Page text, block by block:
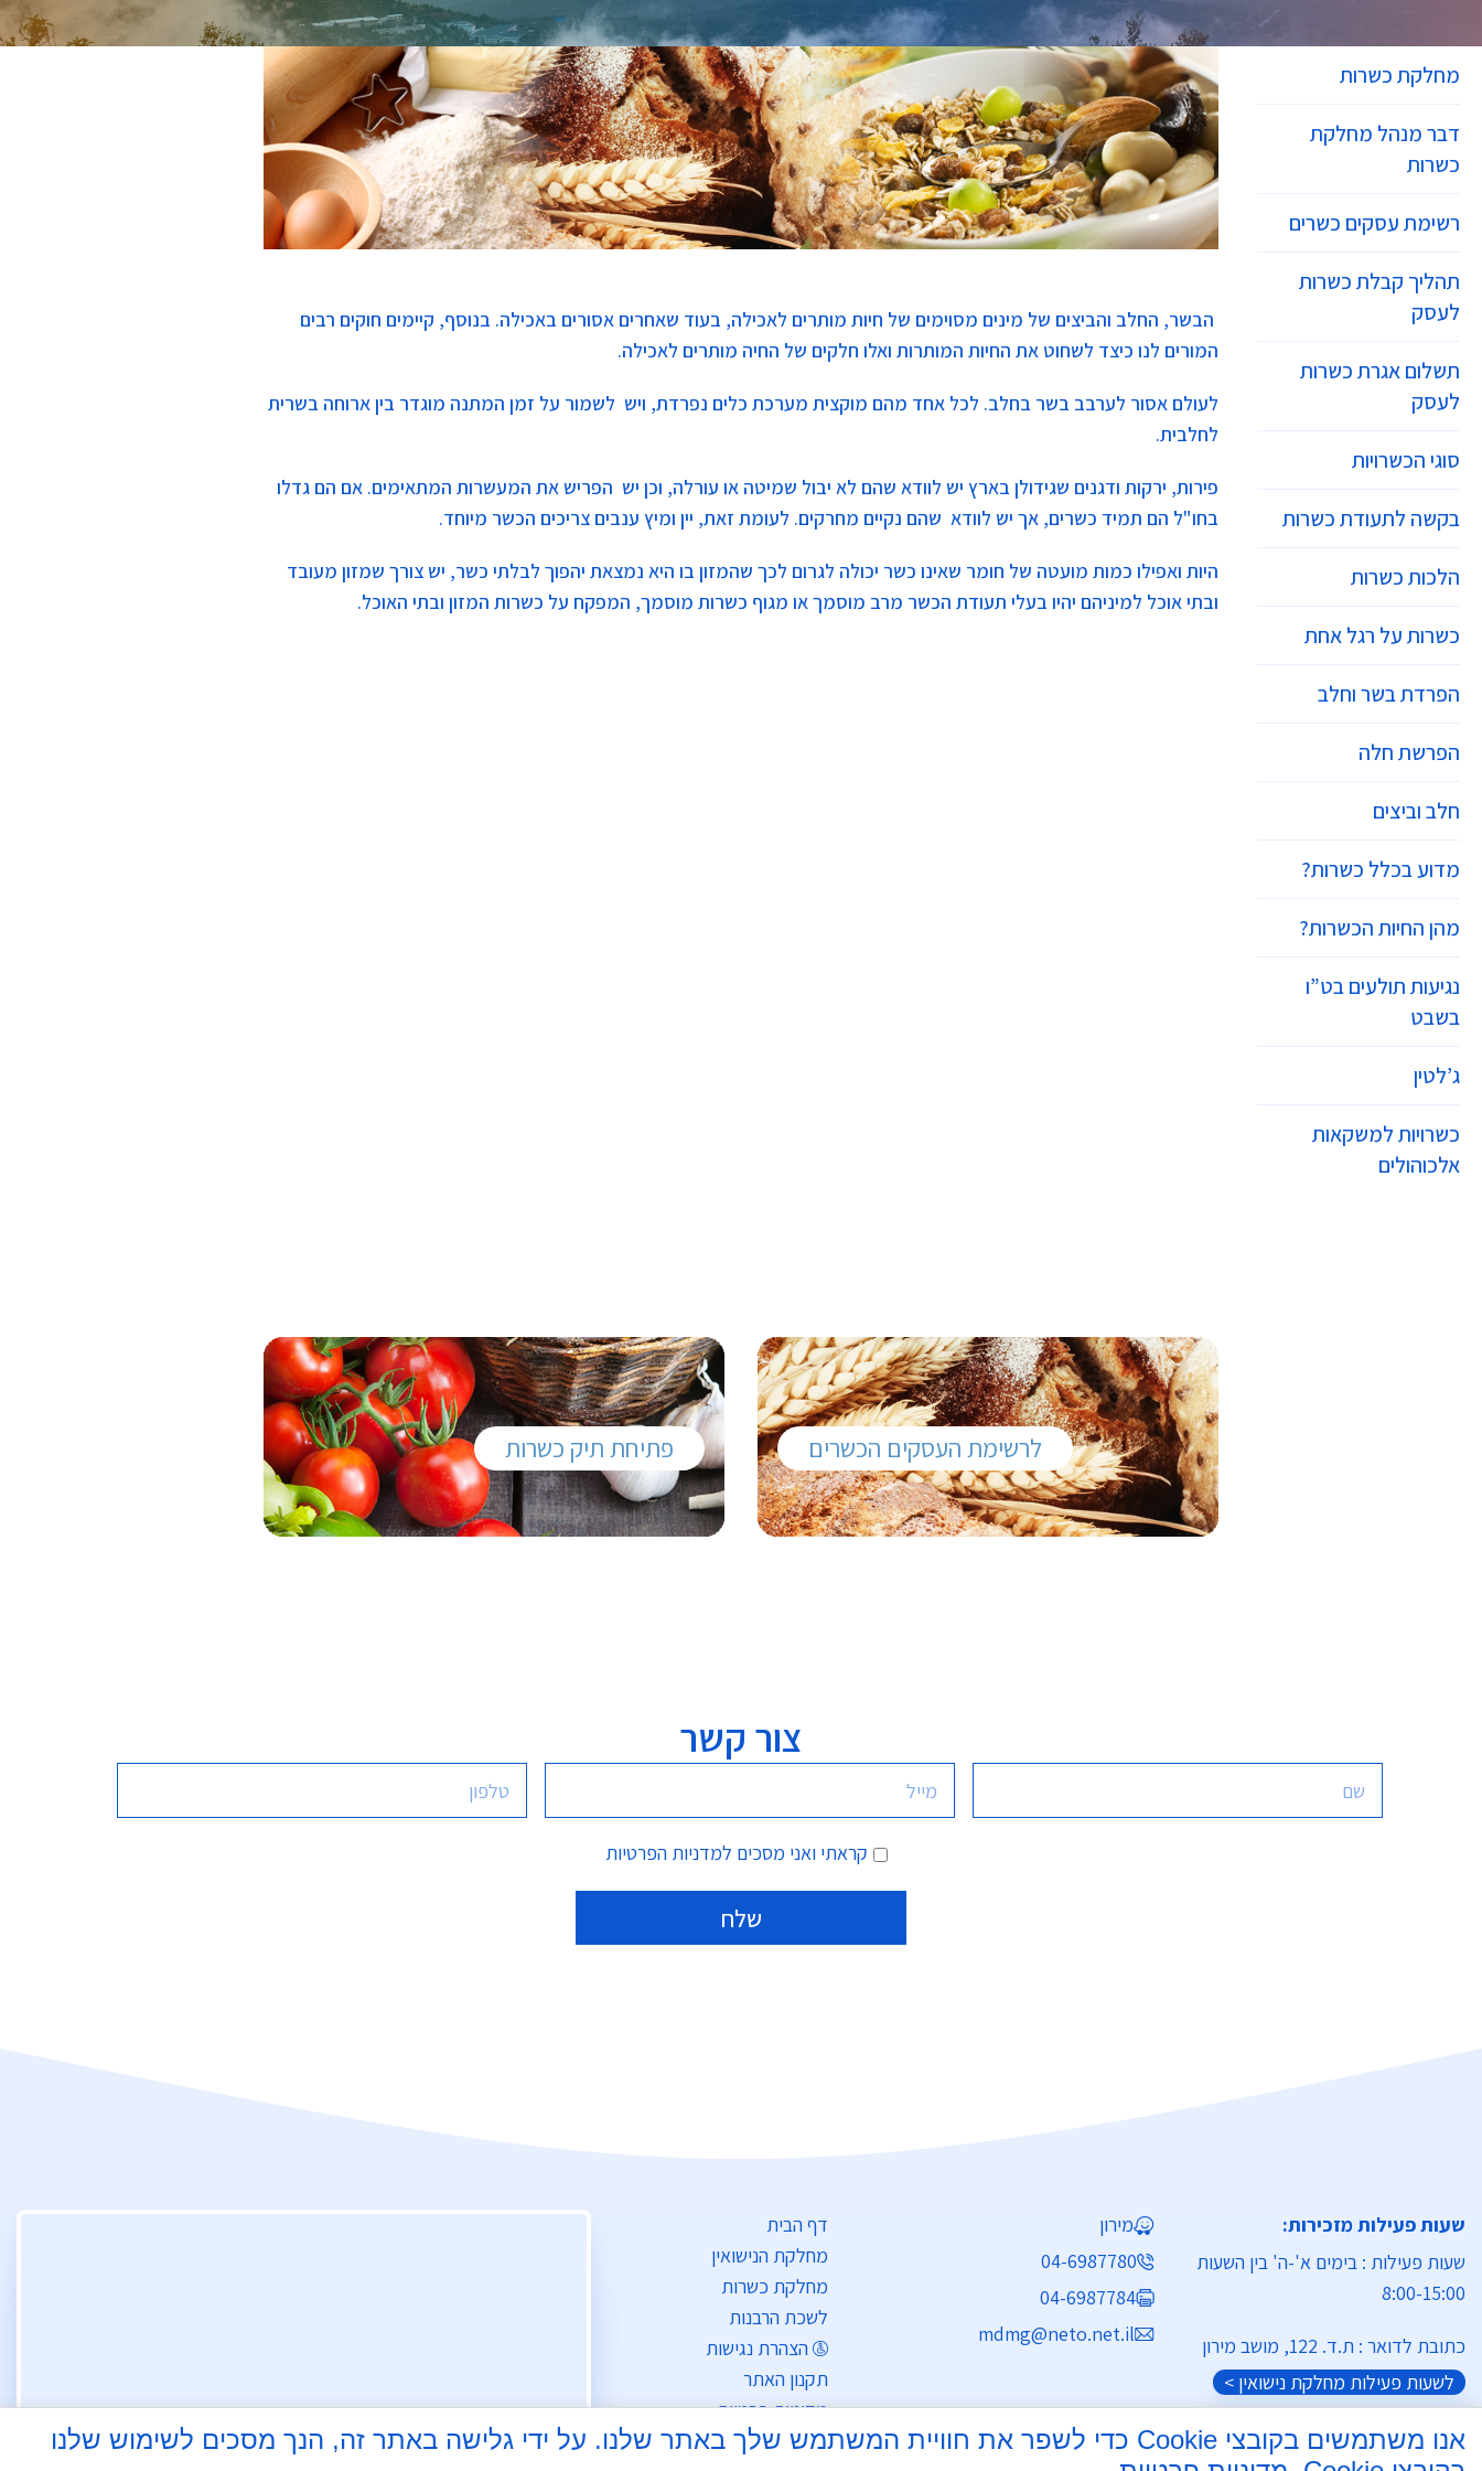
מחלקת כשרות
דבר מנהל מחלקת
כשרות
רשימת עסקים כשרים
תהליך קבלת כשרות
לעסק
תשלום אגרת כשרות
לעסק
סוגי הכשרויות
בקשה לתעודת כשרות
הלכות כשרות
כשרות על רגל אחת
הפרדת בשר וחלב
הפרשת חלה
חלב וביצים
מדוע בכלל כשרות?
מהן החיות הכשרות?
נגיעות תולעים בט”ו
בשבט
ג’לטין
כשרויות למשקאות
אלכוהולים
הבשר, החלב והביצים של מינים מסוימים של חיות מותרים לאכילה, בעוד שאחרים אסורים באכילה. בנוסף, קיימים חוקים רבים
המורים לנו כיצד לשחוט את החיות המותרות ואלו חלקים של החיה מותרים לאכילה.
לעולם אסור לערבב בשר בחלב. לכל אחד מהם מוקצית מערכת כלים נפרדת, ויש לשמור על זמן המתנה מוגדר בין ארוחה בשרית
לחלבית.
פירות, ירקות ודגנים שגידולן בארץ יש לוודא שהם לא יבול שמיטה או עורלה, וכן יש הפריש את המעשרות המתאימים. אם הם גדלו
בחו"ל הם תמיד כשרים, אך יש לוודא שהם נקיים מחרקים. לעומת זאת, יין ומיץ ענבים צריכים הכשר מיוחד.
היות ואפילו כמות מועטה של חומר שאינו כשר יכולה לגרום לכך שהמזון בו היא נמצאת יהפוך לבלתי כשר, יש צורך שמזון מעובד
ובתי אוכל למיניהם יהיו בעלי תעודת הכשר מרב מוסמך או מגוף כשרות מוסמך, המפקח על כשרות המזון ובתי האוכל.
לרשימת העסקים הכשרים פתיחת תיק כשרות
צור קשר
קראתי ואני מסכים למדניות הפרטיות
דף הבית
מחלקת הנישואין
מחלקת כשרות
לשכת הרבנות
הצהרת נגישות
תקנון האתר
מדיניות פרטיות
מירון
04-6987780
04-6987784
mdmg@neto.net.il
שעות פעילות מזכירות:
שעות פעילות : בימים א'-ה' בין השעות
8:00-15:00
כתובת לדואר : ת.ד. 122, מושב מירון
לשעות פעילות מחלקת נישואין >
אנו משתמשים בקובצי Cookie כדי לשפר את חוויית המשתמש שלך באתר שלנו. על ידי גלישה באתר זה, הנך מסכים לשימוש שלנו